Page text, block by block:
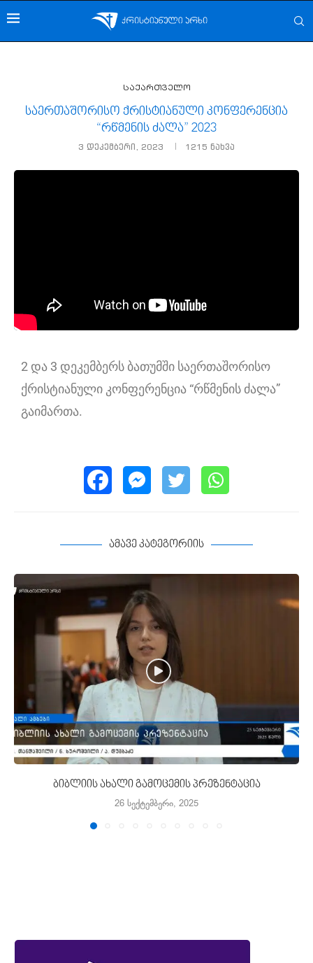
საქართველო
საერთაშორისო ქრისტიანული კონფერენცია
“რწმენის ძალა” 2023
3 დეკემბერი, 2023 1215 ნახვა
2 და 3 დეკემბერს ბათუმში საერთაშორისო
ქრისტიანული კონფერენცია “რწმენის ძალა”
გაიმართა.
ამავე კატეგორიის
ბიბლიის ახალი გამოცემის პრეზენტაცია
26 სექტემბერი, 2025